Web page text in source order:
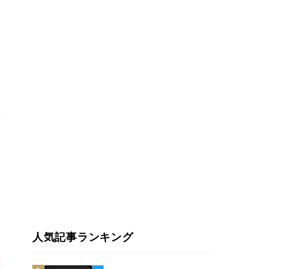
人気記事ランキング